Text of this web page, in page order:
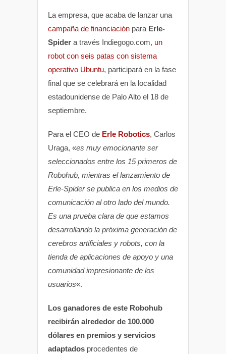
La empresa, que acaba de lanzar una
campaña de financiación para Erle-
Spider a través Indiegogo.com, un
robot con seis patas con sistema
operativo Ubuntu, participará en la fase
final que se celebrará en la localidad
estadounidense de Palo Alto el 18 de
septiembre.
Para el CEO de Erle Robotics, Carlos
Uraga, «es muy emocionante ser
seleccionados entre los 15 primeros de
Robohub, mientras el lanzamiento de
Erle-Spider se publica en los medios de
comunicación al otro lado del mundo.
Es una prueba clara de que estamos
desarrollando la próxima generación de
cerebros artificiales y robots, con la
tienda de aplicaciones de apoyo y una
comunidad impresionante de los
usuarios«.
Los ganadores de este Robohub
recibirán alrededor de 100.000
dólares en premios y servicios
adaptados procedentes de